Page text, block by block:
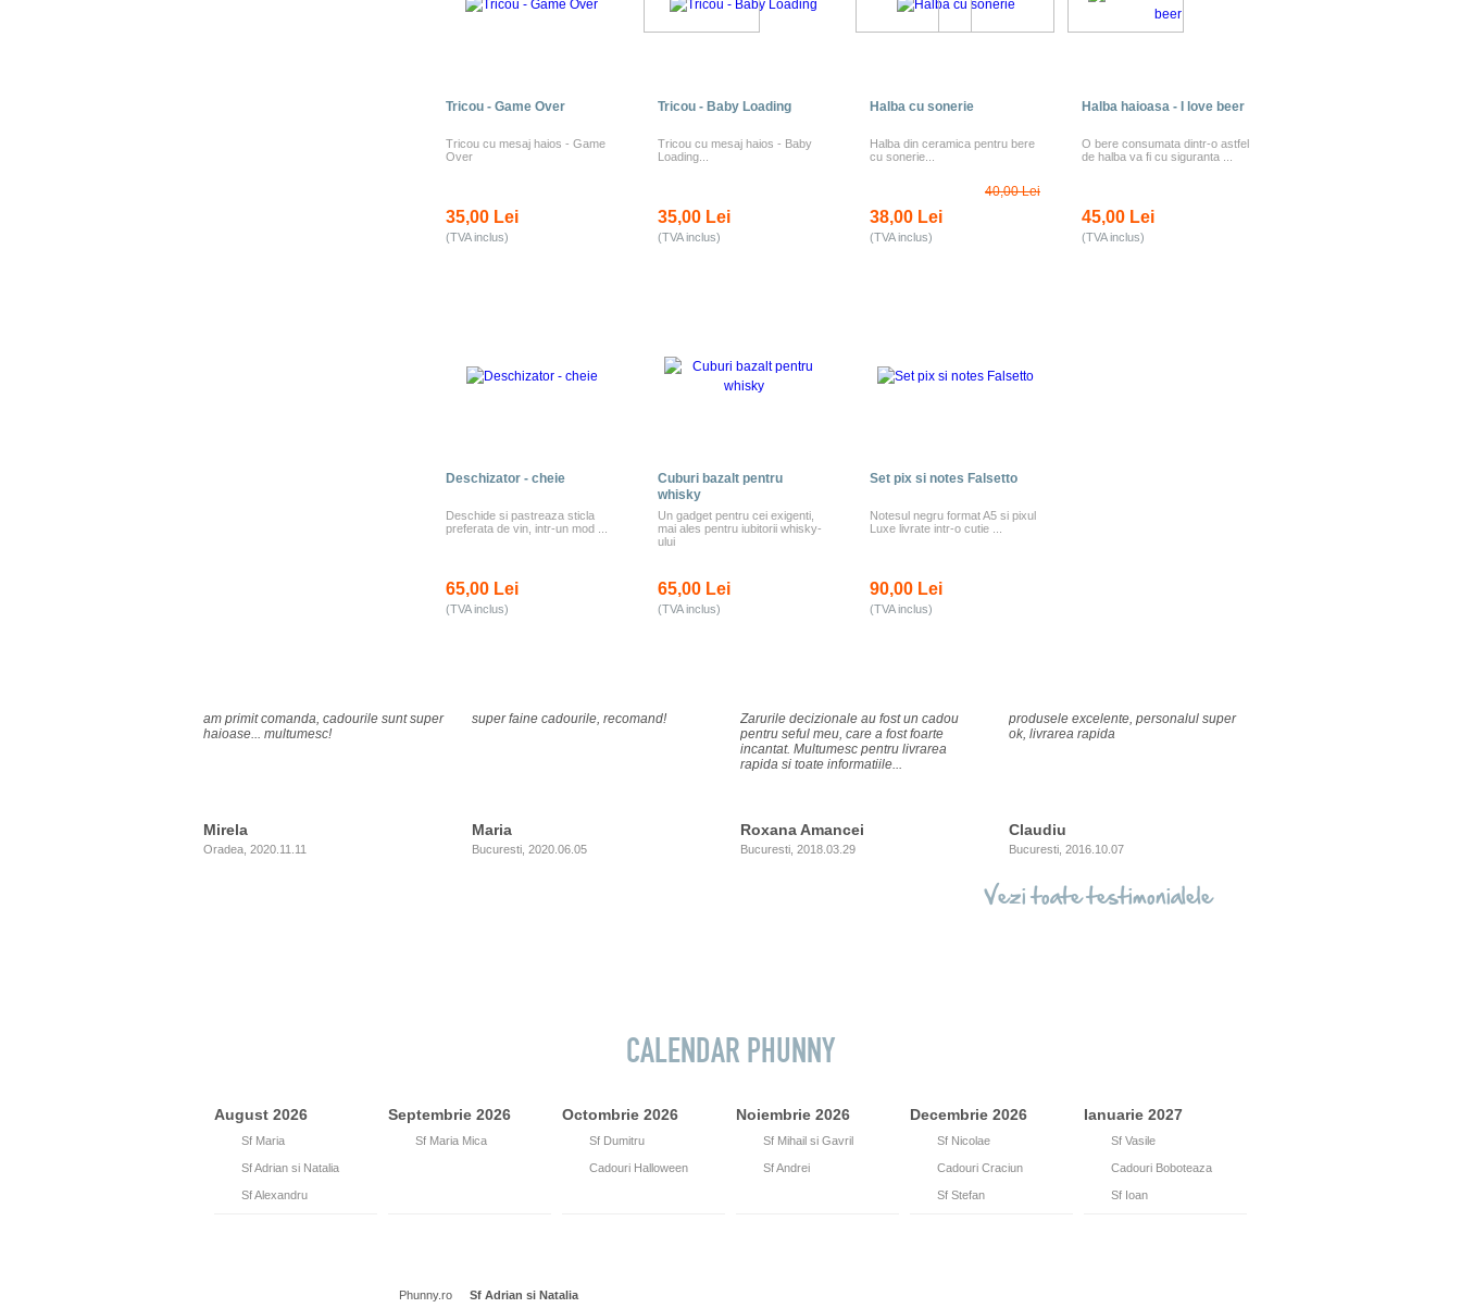
Tricou - Game Over
Tricou cu mesaj haios - Game
Over
35,00 Lei
(TVA inclus)
Tricou - Baby Loading
Tricou cu mesaj haios - Baby
Loading...
35,00 Lei
(TVA inclus)
Halba cu sonerie
Halba din ceramica pentru bere
cu sonerie...
40,00 Lei
38,00 Lei
(TVA inclus)
Halba haioasa - I love beer
O bere consumata dintr-o astfel
de halba va fi cu siguranta ...
45,00 Lei
(TVA inclus)
Deschizator - cheie
Deschide si pastreaza sticla
preferata de vin, intr-un mod ...
65,00 Lei
(TVA inclus)
Cuburi bazalt pentru
whisky
Un gadget pentru cei exigenti,
mai ales pentru iubitorii whisky-
ului
65,00 Lei
(TVA inclus)
Set pix si notes Falsetto
Notesul negru format A5 si pixul
Luxe livrate intr-o cutie ...
90,00 Lei
(TVA inclus)
am primit comanda, cadourile sunt super
haioase... multumesc!
Mirela
Oradea, 2020.11.11
super faine cadourile, recomand!
Maria
Bucuresti, 2020.06.05
Zarurile decizionale au fost un cadou
pentru seful meu, care a fost foarte
incantat. Multumesc pentru livrarea
rapida si toate informatiile...
Roxana Amancei
Bucuresti, 2018.03.29
produsele excelente, personalul super
ok, livrarea rapida
Claudiu
Bucuresti, 2016.10.07
Vezi toate testimonialele
CALENDAR PHUNNY
August 2026
Sf Maria
Sf Adrian si Natalia
Sf Alexandru
Septembrie 2026
Sf Maria Mica
Octombrie 2026
Sf Dumitru
Cadouri Halloween
Noiembrie 2026
Sf Mihail si Gavril
Sf Andrei
Decembrie 2026
Sf Nicolae
Cadouri Craciun
Sf Stefan
Ianuarie 2027
Sf Vasile
Cadouri Boboteaza
Sf Ioan
Phunny.ro Sf Adrian si Natalia